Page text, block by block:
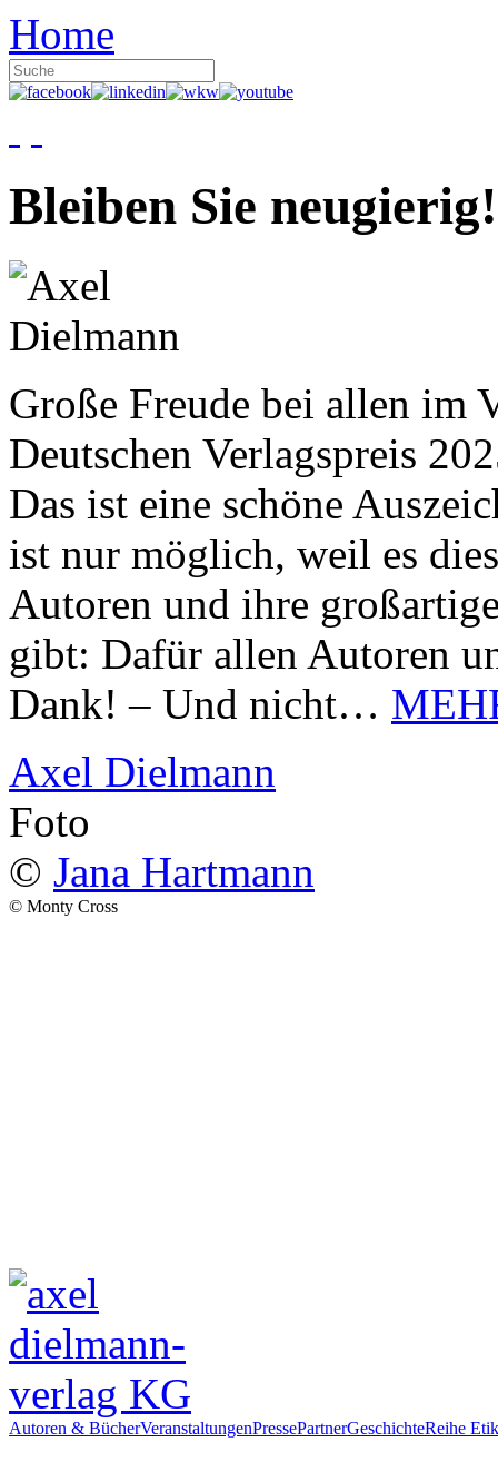
Home
Bleiben Sie neugierig!
Große Freude bei allen im
Deutschen Verlagspreis
Das ist eine schöne
ist nur möglich, weil es
Autoren und ihre
gibt: Dafür allen Autoren
Dank! – Und nicht…
Axel Dielmann
Foto
© Jana Hartmann
© Monty Cross
Autoren & BücherVeranstaltungenPressePartnerGeschichteReihe